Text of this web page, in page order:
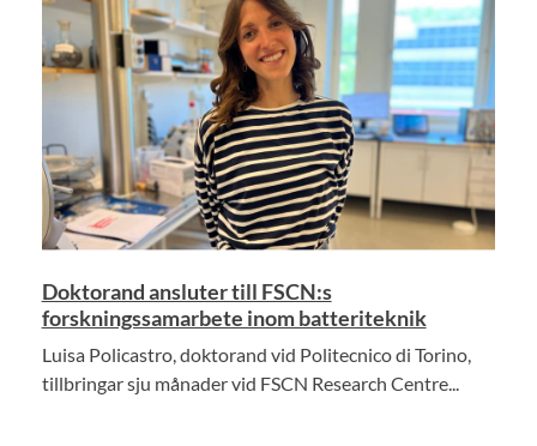
Doktorand ansluter till FSCN:s
forskningssamarbete inom batteriteknik
Luisa Policastro, doktorand vid Politecnico di Torino,
tillbringar sju månader vid FSCN Research Centre...